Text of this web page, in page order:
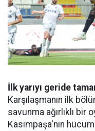
İlk yarıyı geride
Karşılaşmanın ilk
savunma ağırlıklı bir
Kasımpaşa'nın